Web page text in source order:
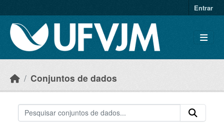
Entrar
Conjuntos de dados